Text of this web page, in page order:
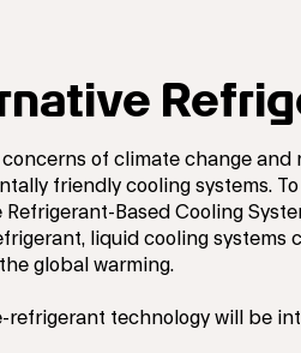
concerns of climate change
friendly cooling systems.
Based Cooling
liquid cooling systems
global warming.
refrigerant technology will be